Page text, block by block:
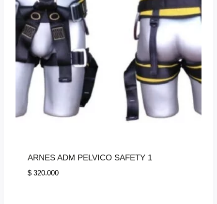
ARNES ADM PELVICO SAFETY 1
$320.000